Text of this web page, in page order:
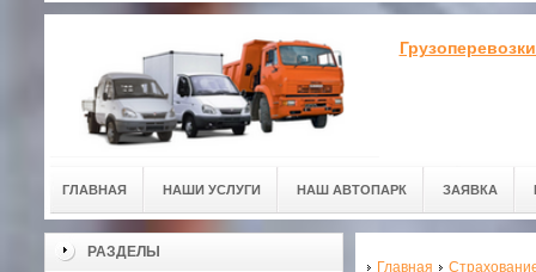
ГЛАВНАЯ НАШИ УСЛУГИ НАШ АВТОПАРК ЗАЯВКА
РАЗДЕЛЫ
Главная